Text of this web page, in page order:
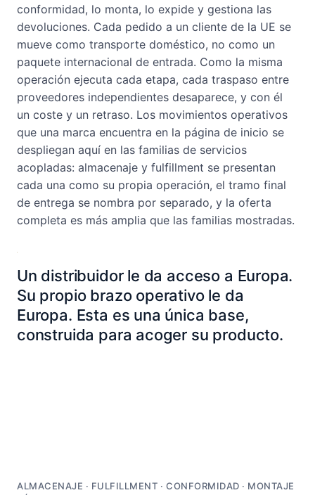
conformidad, lo monta, lo expide y gestiona las
devoluciones. Cada pedido a un cliente de la UE se
mueve como transporte doméstico, no como un
paquete internacional de entrada. Como la misma
operación ejecuta cada etapa, cada traspaso entre
proveedores independientes desaparece, y con él
un coste y un retraso. Los movimientos operativos
que una marca encuentra en la página de inicio se
despliegan aquí en las familias de servicios
acopladas: almacenaje y fulfillment se presentan
cada una como su propia operación, el tramo final
de entrega se nombra por separado, y la oferta
completa es más amplia que las familias mostradas.
Un distribuidor le da acceso a Europa.
Su propio brazo operativo le da
Europa. Esta es una única base,
construida para acoger su producto.
Las operaciones acopladas
ALMACENAJE · FULFILLMENT · CONFORMIDAD · MONTAJE